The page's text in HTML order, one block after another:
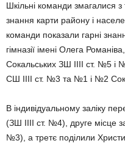
Шкільні команди змагалися з
знання карти району і
команди показали гарні
гімназії імені Олега
Сокальських ЗШ ІІІІ ст. №5 і
СШ ІІІІ ст. №3 та №1 і №2
В індивідуальному заліку
(ЗШ ІІІІ ст. №4), друге місце
№3), а третє поділили